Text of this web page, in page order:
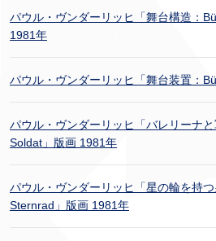
パウル・ヴンダーリッヒ「舞台構造：
1981年
パウル・ヴンダーリッヒ「舞台装置：
パウル・ヴンダーリッヒ「バレリーナ
Soldat」版画 1981年
パウル・ヴンダーリッヒ「星の輪を持
Sternrad」版画 1981年